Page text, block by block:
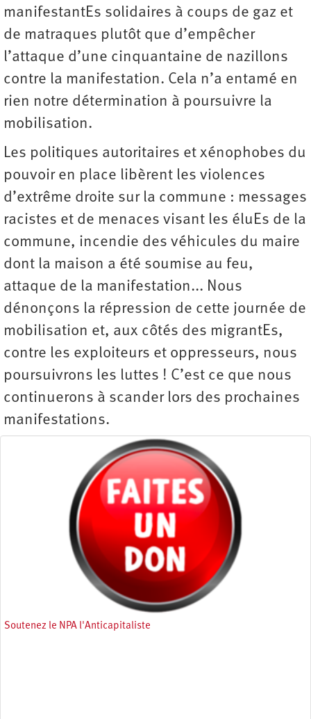
manifestantEs solidaires à coups de gaz et
de matraques plutôt que d’empêcher
l’attaque d’une cinquantaine de nazillons
contre la manifestation. Cela n’a entamé en
rien notre détermination à poursuivre la
mobilisation.
Les politiques autoritaires et xénophobes du
pouvoir en place libèrent les violences
d’extrême droite sur la commune : messages
racistes et de menaces visant les éluEs de la
commune, incendie des véhicules du maire
dont la maison a été soumise au feu,
attaque de la manifestation... Nous
dénonçons la répression de cette journée de
mobilisation et, aux côtés des migrantEs,
contre les exploiteurs et oppresseurs, nous
poursuivrons les luttes ! C’est ce que nous
continuerons à scander lors des prochaines
manifestations.
Soutenez le NPA l'Anticapitaliste